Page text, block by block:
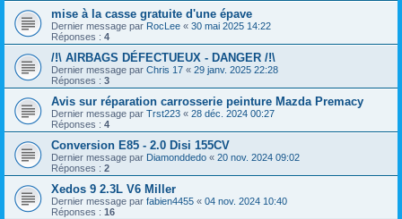
mise à la casse gratuite d'une épave
Dernier message par RocLee « 30 mai 2025 14:22
Réponses : 4
/!\ AIRBAGS DÉFECTUEUX - DANGER /!\
Dernier message par Chris 17 « 29 janv. 2025 22:28
Réponses : 3
Avis sur réparation carrosserie peinture Mazda Premacy
Dernier message par Trst223 « 28 déc. 2024 00:27
Réponses : 4
Conversion E85 - 2.0 Disi 155CV
Dernier message par Diamonddedo « 20 nov. 2024 09:02
Réponses : 2
Xedos 9 2.3L V6 Miller
Dernier message par fabien4455 « 04 nov. 2024 10:40
Réponses : 16